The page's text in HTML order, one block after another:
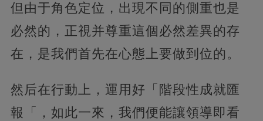
但由于角色定位，出現不同的側重也是
必然的，正視并尊重這個必然差異的存
在，是我們首先在心態上要做到位的。
然后在行動上，運用好「階段性成就匯
報「，如此一來，我們便能讓領導即看